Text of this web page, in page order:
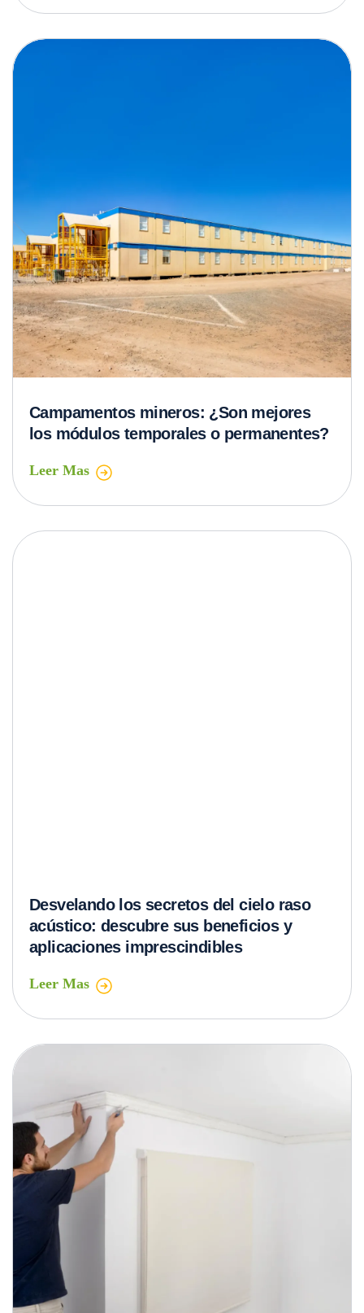
acústico: descubre sus beneficios y
aplicaciones imprescindibles
Leer Mas
tipos de paneles de drywall y cómo elegir
el adecuado
Leer Mas